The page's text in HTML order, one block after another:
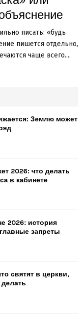
писать: «будь
пишется отдельно,
чаще всего....
Землю может
2026: что делать
в кабинете
2026: история
запреты
святят в церкви,